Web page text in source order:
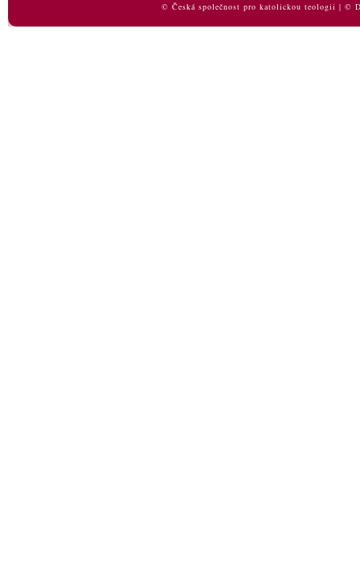
© Česká společnost pro katolickou teologii | ©